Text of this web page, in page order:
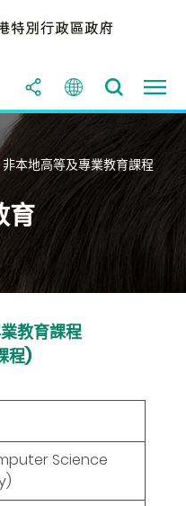
非本地高等及專業教育課程
育
教育課程
程)
Science